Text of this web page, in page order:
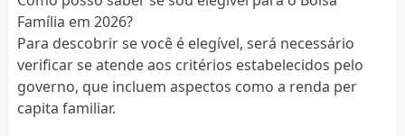
Família em 2026?
Para descobrir se você é elegível, será necessário
verificar se atende aos critérios estabelecidos pelo
governo, que incluem aspectos como a renda per
capita familiar.